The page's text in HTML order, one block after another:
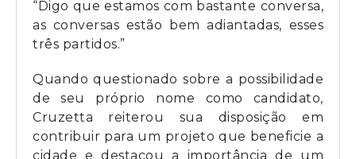
“Digo que estamos com bastante conversa,
as conversas estão bem adiantadas, esses
três partidos.”
Quando questionado sobre a possibilidade
de seu próprio nome como candidato,
Cruzetta reiterou sua disposição em
contribuir para um projeto que beneficie a
cidade e destacou a importância de um